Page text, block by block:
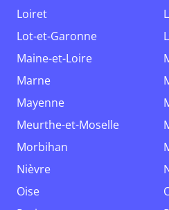
Loiret
Lot-et-Garonne
Maine-et-Loire
Marne
Mayenne
Meurthe-et-Moselle
Morbihan
Nièvre
Oise